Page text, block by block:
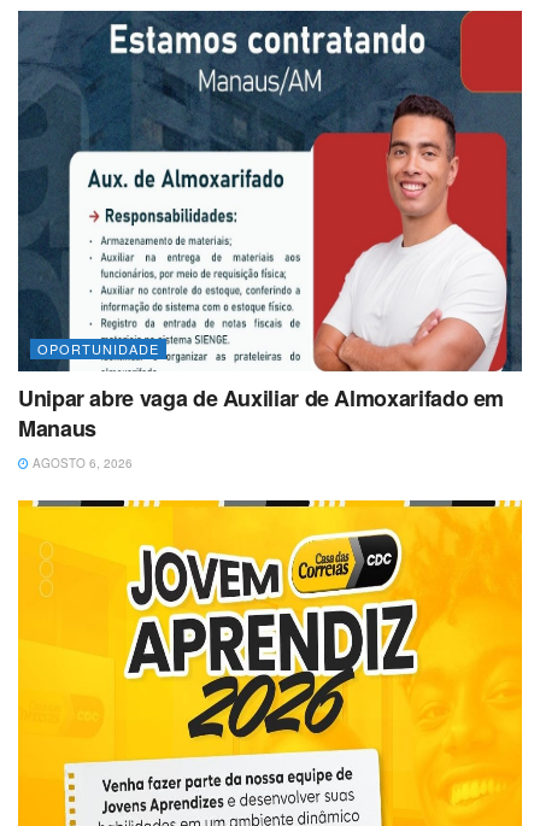
OPORTUNIDADE
Unipar abre vaga de Auxiliar de Almoxarifado em
Manaus
AGOSTO 6, 2026